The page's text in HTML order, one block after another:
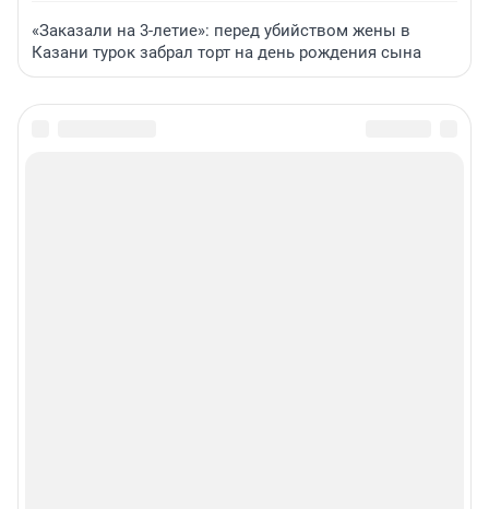
«Заказали на 3-летие»: перед убийством жены в
Казани турок забрал торт на день рождения сына